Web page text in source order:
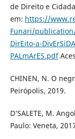
de Direito e
em: https://
Funari/publication/
DirEito-a-
PALmArES.pdf
CHINEN, N. O
Peirópolis, 2019.
D’SALETE, M.
Paulo: Veneta,